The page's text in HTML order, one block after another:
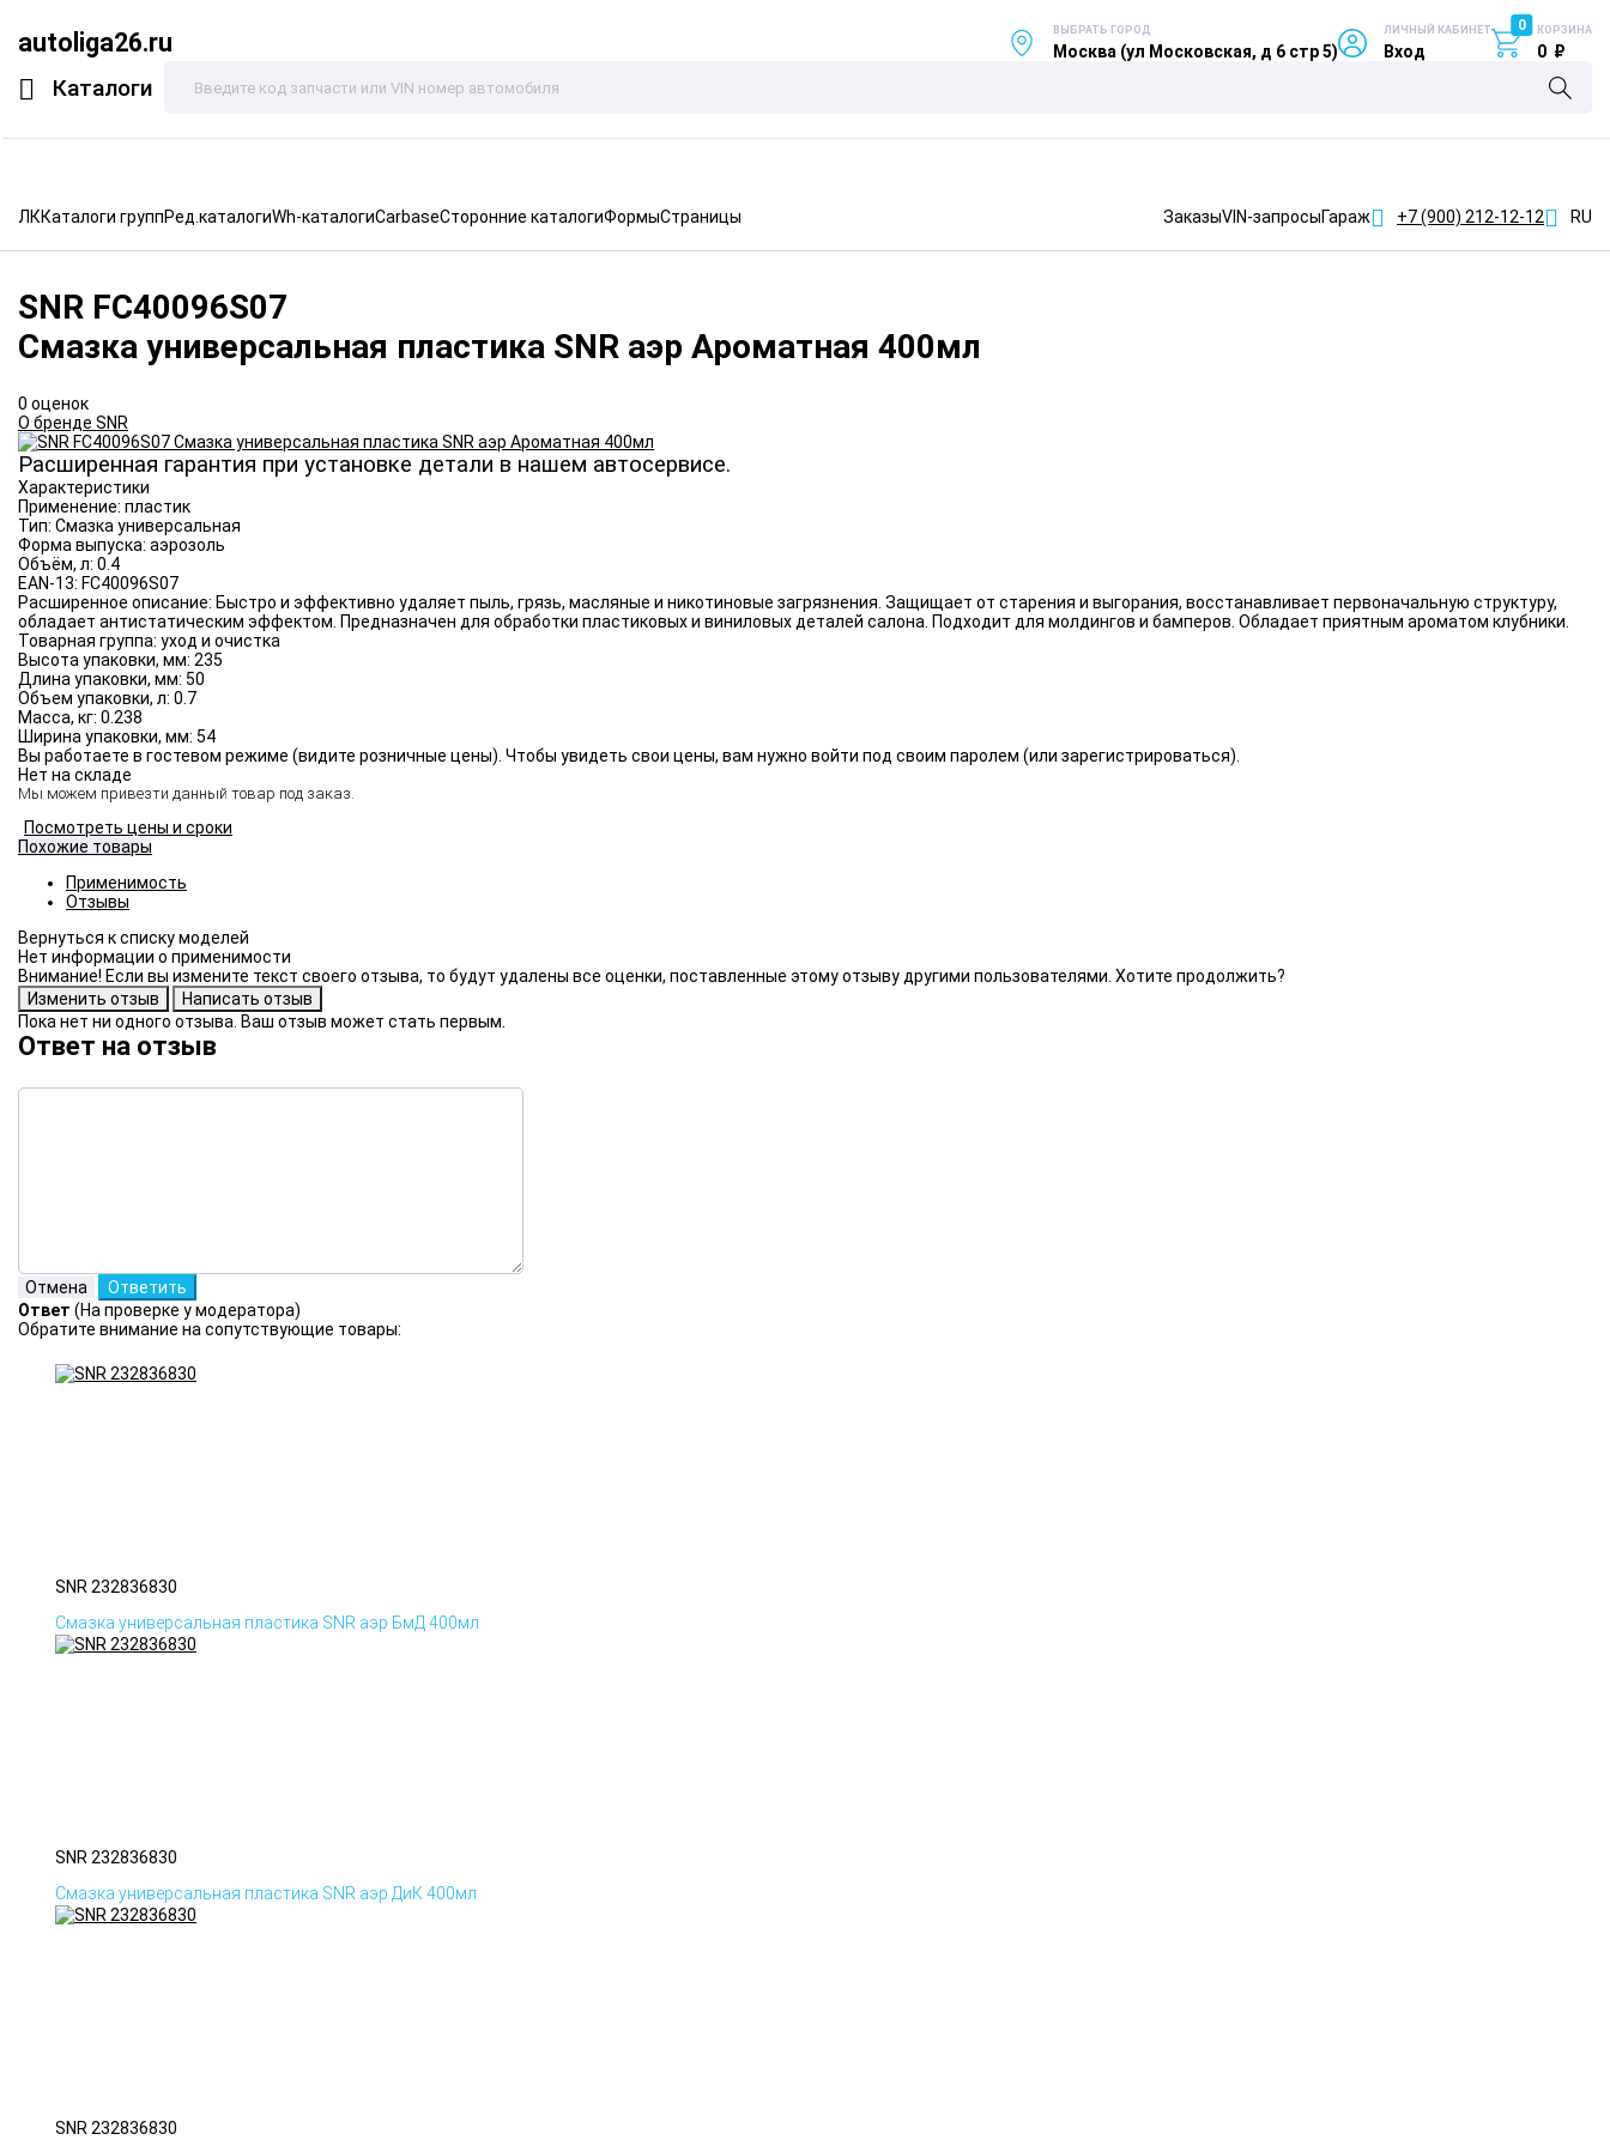
autoliga26.ru
Каталоги
ВЫБРАТЬ ГОРОД
Москва (ул Московская, д 6 стр 5)
ЛИЧНЫЙ КАБИНЕТ
Вход
0 КОРЗИНА
0 ₽
ЛККаталоги группРед.каталогиWh-каталогиCarbaseСторонние каталогиФормыСтраницы ЗаказыVIN-запросыГараж +7 (900) 212-12-12 RU
SNR FC40096S07
Смазка универсальная пластика SNR аэр Ароматная 400мл
0 оценок
О бренде SNR
Расширенная гарантия при установке детали в нашем автосервисе.
Характеристики
Применение: пластик
Тип: Смазка универсальная
Форма выпуска: аэрозоль
Объём, л: 0.4
EAN-13: FC40096S07
Расширенное описание: Быстро и эффективно удаляет пыль, грязь, масляные и никотиновые загрязнения. Защищает от старения и выгорания, восстанавливает первоначальную структуру,
обладает антистатическим эффектом. Предназначен для обработки пластиковых и виниловых деталей салона. Подходит для молдингов и бамперов. Обладает приятным ароматом клубники.
Товарная группа: уход и очистка
Высота упаковки, мм: 235
Длина упаковки, мм: 50
Объем упаковки, л: 0.7
Масса, кг: 0.238
Ширина упаковки, мм: 54
Вы работаете в гостевом режиме (видите розничные цены). Чтобы увидеть свои цены, вам нужно войти под своим паролем (или зарегистрироваться).
Нет на складе
Мы можем привезти данный товар под заказ.
Посмотреть цены и сроки
Похожие товары
Применимость
Отзывы
Нет информации о применимости
Внимание! Если вы измените текст своего отзыва, то будут удалены все оценки, поставленные этому отзыву другими пользователями. Хотите продолжить?
Пока нет ни одного отзыва. Ваш отзыв может стать первым.
Ответ на отзыв
Ответ (На проверке у модератора)
Обратите внимание на сопутствующие товары:
SNR 232836830
Смазка универсальная пластика SNR аэр БмД 400мл
SNR 232836830
Смазка универсальная пластика SNR аэр ДиК 400мл
SNR 232836830